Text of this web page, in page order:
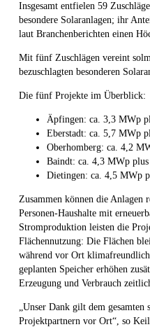
Insgesamt entfielen 59
besondere Solaranlagen; ihr
laut Branchenberichten einen
Mit fünf Zuschlägen vereint
bezuschlagten besonderen
Die fünf Projekte im Überblick:
Äpfingen: ca. 3,3 MWp
Eberstadt: ca. 5,7 MWp
Oberhomberg: ca. 4,2
Baindt: ca. 4,3 MWp
Dietingen: ca. 4,5 MWp
Zusammen können die Anlagen
Personen-Haushalte mit
Stromproduktion leisten die
Flächennutzung: Die Flächen
während vor Ort
geplanten Speicher erhöhen
Erzeugung und Verbrauch
„Unser Dank gilt dem
Projektpartnern vor Ort“, so